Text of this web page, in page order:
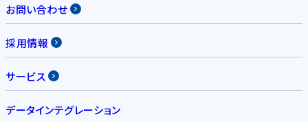
お問い合わせ
採用情報
サービス
データインテグレーション